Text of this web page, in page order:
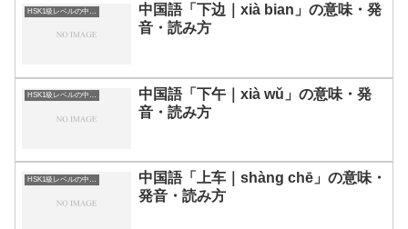
中国語「下边｜xià bian」の意味・発
音・読み方
HSK1級レベルの中国語
中国語「下午｜xià wǔ」の意味・発
音・読み方
HSK1級レベルの中国語
中国語「上车｜shàng chē」の意味・
発音・読み方